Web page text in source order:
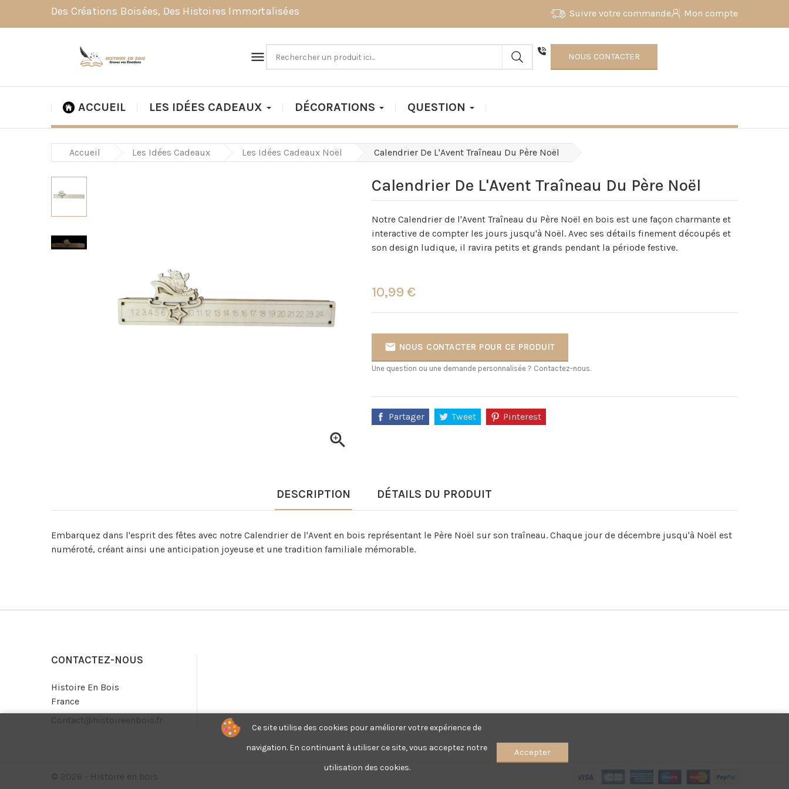
Des Créations Boisées, Des Histoires Immortalisées Suivre votre commande Mon compte
 NOUS CONTACTER
ACCUEIL LES IDÉES CADEAUX DÉCORATIONS QUESTION
Accueil Les Idées Cadeaux Les Idées Cadeaux Noël Calendrier De L'Avent Traîneau Du Père Noël

Calendrier De L'Avent Traîneau Du Père Noël
Notre Calendrier de l'Avent Traîneau du Père Noël en bois est une façon charmante et
interactive de compter les jours jusqu'à Noël. Avec ses détails finement découpés et
son design ludique, il ravira petits et grands pendant la période festive.
10,99 €
 NOUS CONTACTER POUR CE PRODUIT
Une question ou une demande personnalisée ? Contactez-nous.
Partager Tweet Pinterest
DESCRIPTION DÉTAILS DU PRODUIT
Embarquez dans l'esprit des fêtes avec notre Calendrier de l'Avent en bois représentant le Père Noël sur son traîneau. Chaque jour de décembre jusqu'à Noël est
numéroté, créant ainsi une anticipation joyeuse et une tradition familiale mémorable.
CONTACTEZ-NOUS
Histoire En Bois
France
Contact@histoireenbois.fr
Ce site utilise des cookies pour améliorer votre expérience de
navigation. En continuant à utiliser ce site, vous acceptez notre
utilisation des cookies.
Accepter
© 2026 - Histoire en bois